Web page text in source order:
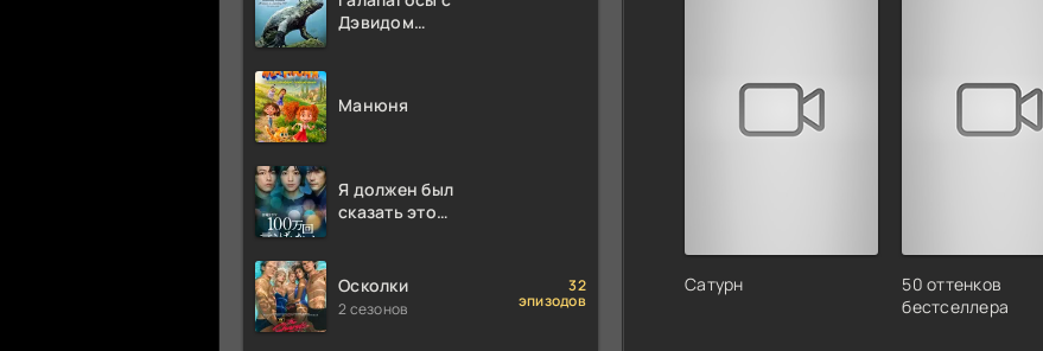
Дэвидом
Манюня
Я должен был
сказать это
Осколки
2 сезонов
32
эпизодов
Сатурн
50 оттенков
бестселлера